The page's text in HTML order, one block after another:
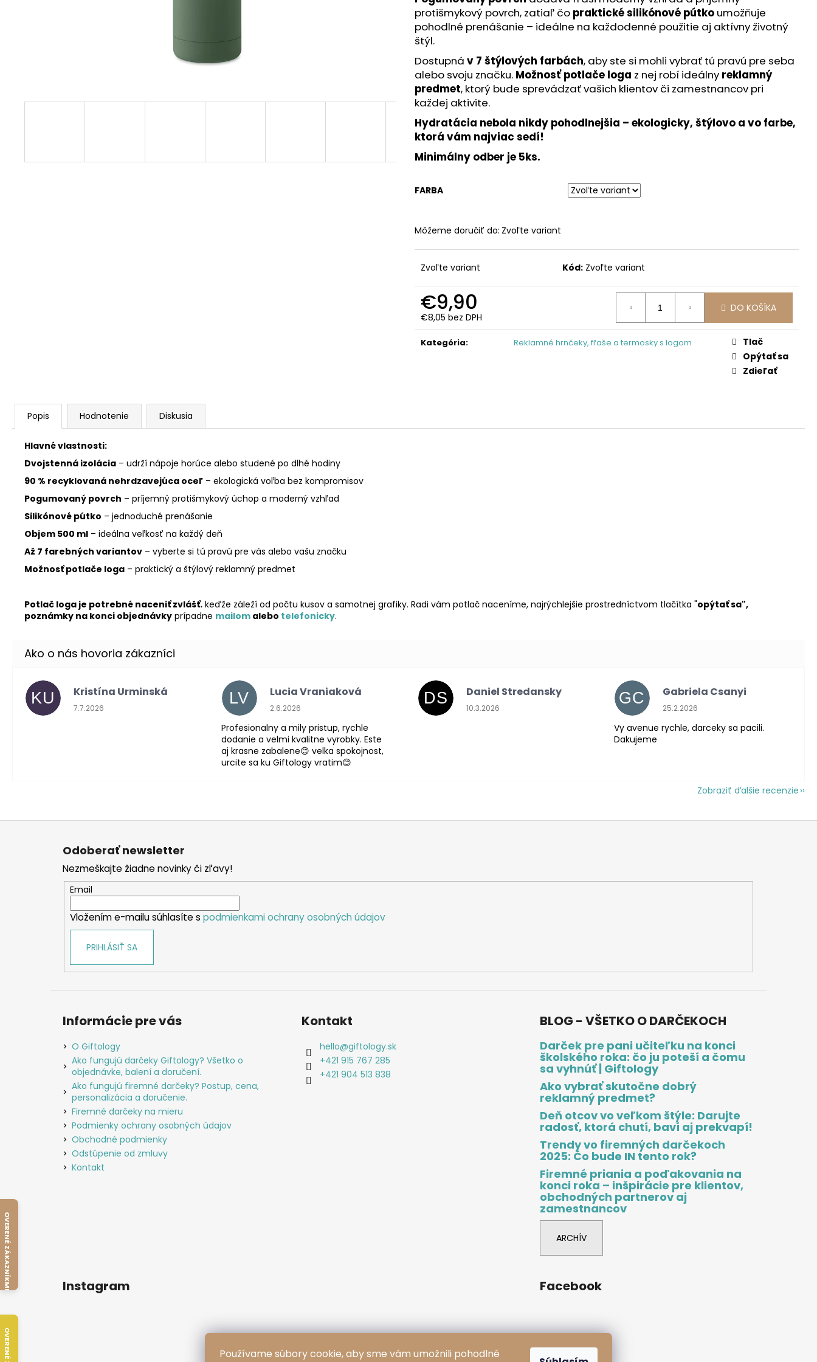
Používame súbory cookie, aby sme vám umožnili pohodlné
protišmykový povrch, zatiaľ čo praktické silikónové pútko umožňuje
pohodlné prenášanie – ideálne na každodenné použitie aj aktívny životný
štýl.
Dostupná v 7 štýlových farbách, aby ste si mohli vybrať tú pravú pre seba
alebo svoju značku. Možnosť potlače loga z nej robí ideálny reklamný
predmet, ktorý bude sprevádzať vašich klientov či zamestnancov pri
každej aktivite.
Hydratácia nebola nikdy pohodlnejšia – ekologicky, štýlovo a vo farbe,
ktorá vám najviac sedí!
Minimálny odber je 5ks.
FARBA
Môžeme doručiť do: Zvoľte variant
Zvoľte variant Kód: Zvoľte variant
€9,90
€8,05 bez DPH
Jednotková
cena:
DO KOŠÍKA
Kategória: Reklamné hrnčeky, fľaše a termosky s logom
Tlač
Opýtať sa
Zdieľať
Popis Hodnotenie Diskusia
Hlavné vlastnosti:
Dvojstenná izolácia – udrží nápoje horúce alebo studené po dlhé hodiny
90 % recyklovaná nehrdzavejúca oceľ – ekologická voľba bez kompromisov
Pogumovaný povrch – príjemný protišmykový úchop a moderný vzhľad
Silikónové pútko – jednoduché prenášanie
Objem 500 ml – ideálna veľkosť na každý deň
Až 7 farebných variantov – vyberte si tú pravú pre vás alebo vašu značku
Možnosť potlače loga – praktický a štýlový reklamný predmet
Potlač loga je potrebné naceniť zvlášť. keďže záleží od počtu kusov a samotnej grafiky. Radi vám potlač naceníme, najrýchlejšie prostredníctvom tlačítka "opýtať sa",
poznámky na konci objednávky prípadne mailom alebo telefonicky.
KU Kristína Urminská
Hodnotenie obchodu je 5 z 5 hviezdičiek.
7.7.2026
LV Lucia Vraniaková
Hodnotenie obchodu je 5 z 5 hviezdičiek.
2.6.2026
Profesionalny a mily pristup, rychle
dodanie a velmi kvalitne vyrobky. Este
aj krasne zabalene😊 velka spokojnost,
urcite sa ku Giftology vratim😊
DS Daniel Stredansky
Hodnotenie obchodu je 5 z 5 hviezdičiek.
10.3.2026
GC Gabriela Csanyi
Hodnotenie obchodu je 5 z 5
25.2.2026
Vy avenue rychle, darceky sa pacili.
Dakujeme
Zobraziť ďalšie recenzie
Z
Odoberať newsletter
Nezmeškajte žiadne novinky či zľavy!
Email
Vložením e-mailu súhlasíte s podmienkami ochrany osobných údajov
PRIHLÁSIŤ SA
Informácie pre vás
O Giftology
Ako fungujú darčeky Giftology? Všetko o
objednávke, balení a doručení.
Ako fungujú firemné darčeky? Postup, cena,
personalizácia a doručenie.
Firemné darčeky na mieru
Podmienky ochrany osobných údajov
Obchodné podmienky
Odstúpenie od zmluvy
Kontakt
Kontakt
hello@giftology.sk
+421 915 767 285
+421 904 513 838
BLOG - VŠETKO O DARČEKOCH
Darček pre pani učiteľku na konci
školského roka: čo ju poteší a čomu
sa vyhnúť | Giftology
Ako vybrať skutočne dobrý
reklamný predmet?
Deň otcov vo veľkom štýle: Darujte
radosť, ktorá chutí, baví aj prekvapí!
Trendy vo firemných darčekoch
2025: Čo bude IN tento rok?
Firemné priania a poďakovania na
konci roka – inšpirácie pre klientov,
obchodných partnerov aj
zamestnancov
ARCHÍV
Instagram Facebook
OVERENÉ ZÁKAZNÍKMI